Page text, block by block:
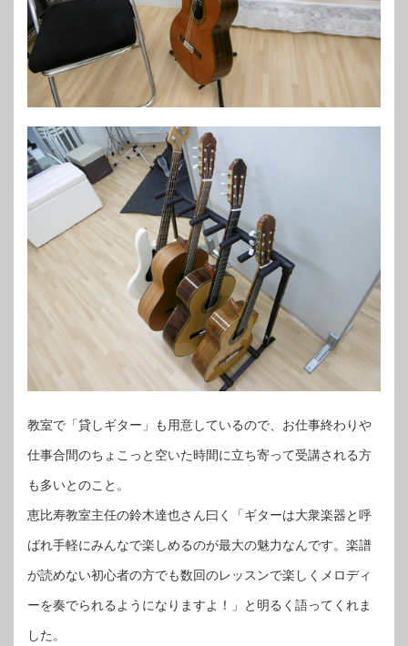
教室で「貸しギター」も用意しているので、お仕事終わりや
仕事合間のちょこっと空いた時間に立ち寄って受講される方
も多いとのこと。
恵比寿教室主任の鈴木達也さん曰く「ギターは大衆楽器と呼
ばれ手軽にみんなで楽しめるのが最大の魅力なんです。楽譜
が読めない初心者の方でも数回のレッスンで楽しくメロディ
ーを奏でられるようになりますよ！」と明るく語ってくれま
した。